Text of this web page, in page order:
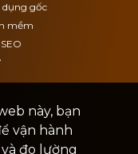
dụng gốc
mềm
này, bạn
vận hành
đo lường